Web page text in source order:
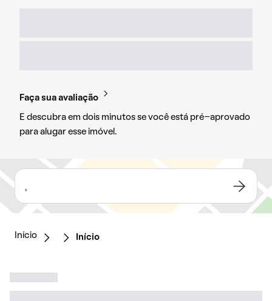
Faça sua avaliação
E descubra em dois minutos se você está pré-aprovado
para alugar esse imóvel.
,
Início Início